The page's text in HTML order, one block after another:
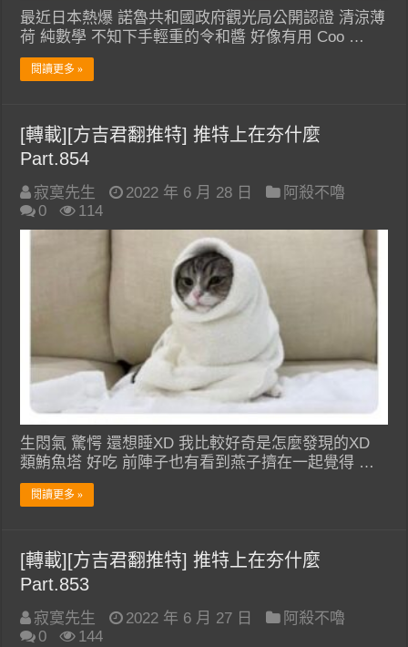
最近日本熱爆 諾魯共和國政府觀光局公開認證 清涼薄
荷 純數學 不知下手輕重的令和醬 好像有用 Coo …
閱讀更多 »
[轉載][方吉君翻推特] 推特上在夯什麼
Part.854
寂寞先生 2022 年 6 月 28 日
阿殺不嚕
0
114
生悶氣 驚愕 還想睡XD 我比較好奇是怎麼發現的XD
類鮪魚塔 好吃 前陣子也有看到燕子擠在一起覺得 …
閱讀更多 »
[轉載][方吉君翻推特] 推特上在夯什麼
Part.853
寂寞先生 2022 年 6 月 27 日
阿殺不嚕
0
144